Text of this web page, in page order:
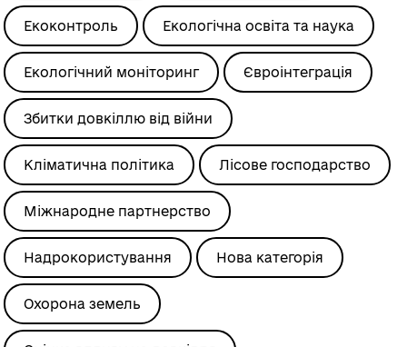
Екоконтроль Екологічна освіта та наука
Екологічний моніторинг Євроінтеграція
Збитки довкіллю від війни
Кліматична політика Лісове господарство
Міжнародне партнерство
Надрокористування Нова категорія
Охорона земель